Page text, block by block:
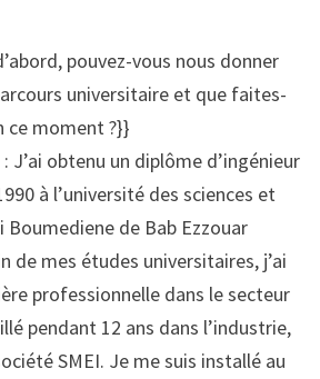
pouvez-vous nous donner
universitaire et que faites-
ce moment ?}}
J’ai obtenu un diplôme d’ingénieur
à l’université des sciences et
de Bab Ezzouar
de mes études universitaires, j’ai
professionnelle dans le secteur
pendant 12 ans dans l’industrie,
SMEI. Je me suis installé au